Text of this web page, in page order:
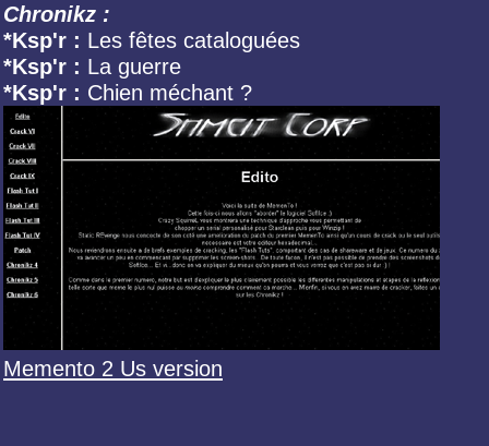
Chronikz :
*Ksp'r : Les fêtes cataloguées
*Ksp'r : La guerre
*Ksp'r : Chien méchant ?
Memento 2 Us version